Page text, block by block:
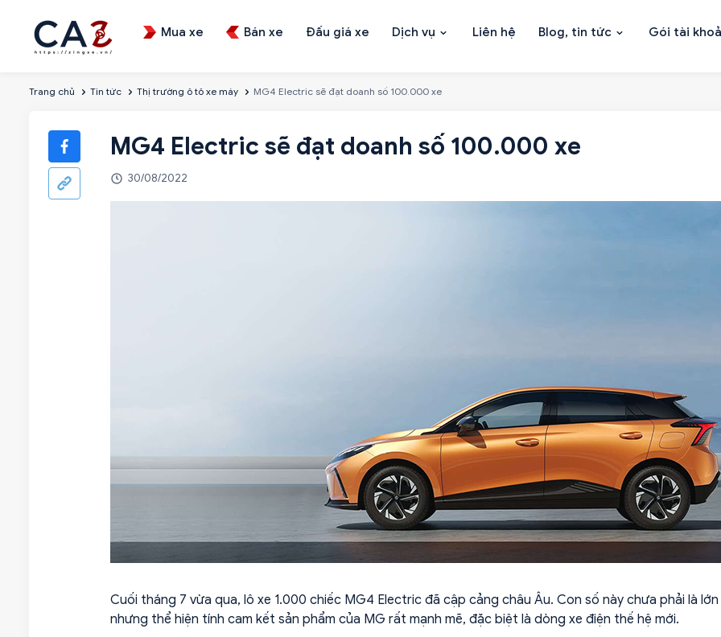
Mua xe Bán xe Đấu giá xe Dịch vụ Liên hệ Blog, tin tức Gói tài
Trang chủ Tin tức Thị trường ô tô xe máy MG4 Electric sẽ đạt doanh số 100.000 xe
MG4 Electric sẽ đạt doanh số 100.000 xe
30/08/2022
Cuối tháng 7 vừa qua, lô xe 1.000 chiếc MG4 Electric đã cập cảng châu Âu. Con số này chưa phải là lớn
nhưng thể hiện tính cam kết sản phẩm của MG rất mạnh mẽ, đặc biệt là dòng xe điện thế hệ mới.